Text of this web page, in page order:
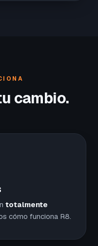
cambio.
totalmente
cómo funciona R8.